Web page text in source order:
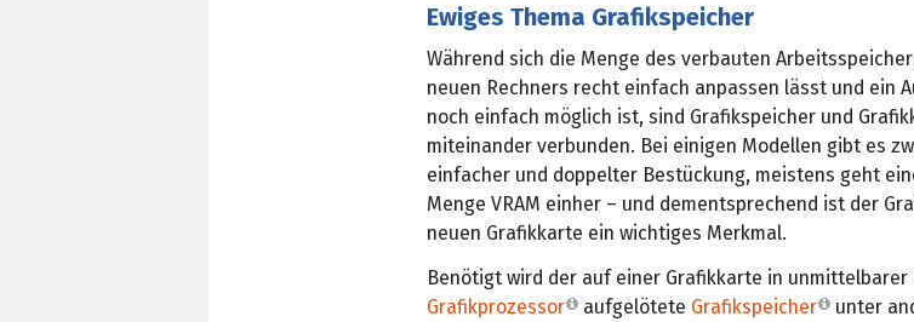
Ewiges Thema Grafikspeicher
Während sich die Menge des verbauten
neuen Rechners recht einfach anpassen lässt und ein
noch einfach möglich ist, sind Grafikspeicher und
miteinander verbunden. Bei einigen Modellen gibt es
einfacher und doppelter Bestückung, meistens geht
Menge VRAM einher – und dementsprechend ist der
neuen Grafikkarte ein wichtiges Merkmal.
Benötigt wird der auf einer Grafikkarte in unmittelbarer
Grafikprozessor
aufgelötete Grafikspeicher
unter